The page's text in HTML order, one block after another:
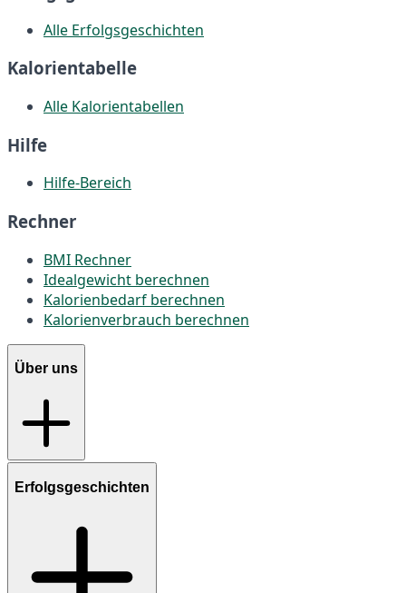
Alle Erfolgsgeschichten
Kalorientabelle
Alle Kalorientabellen
Hilfe
Hilfe-Bereich
Rechner
BMI Rechner
Idealgewicht berechnen
Kalorienbedarf berechnen
Kalorienverbrauch berechnen
Über uns
Erfolgsgeschichten